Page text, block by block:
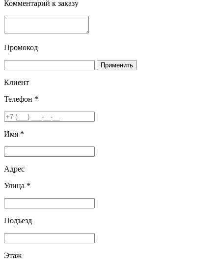
Комментарий к заказу
Промокод
Применить
Клиент
Телефон *
Имя *
Адрес
Улица *
Подъезд
Этаж